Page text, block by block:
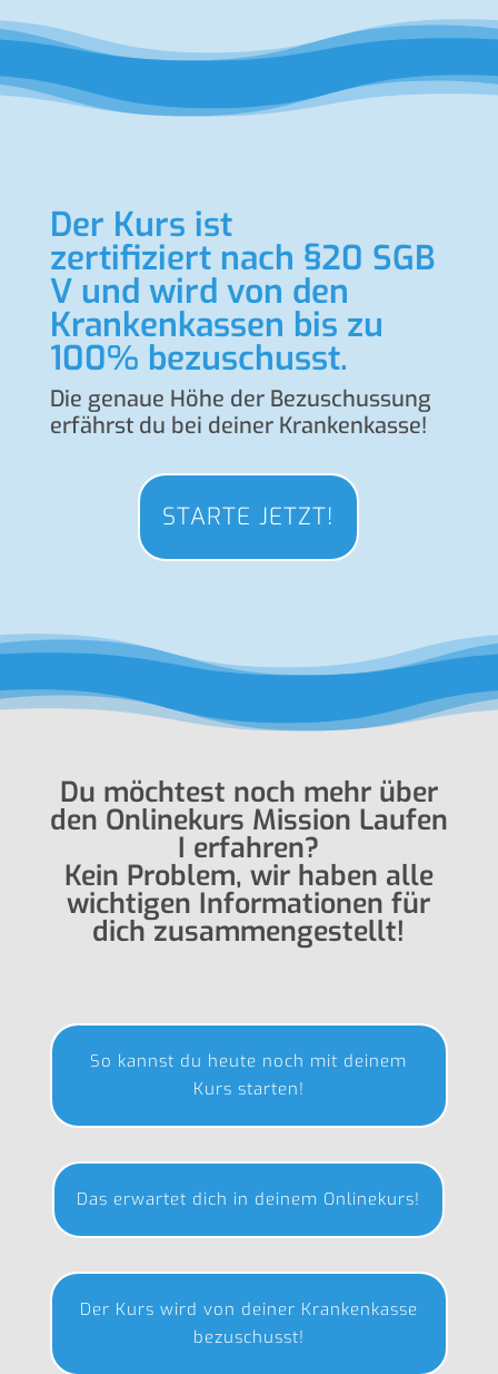
Der Kurs ist
zertifiziert nach §20 SGB
V und wird von den
Krankenkassen bis zu
100% bezuschusst.
Die genaue Höhe der Bezu­schus­sung
erfährst du bei deiner Krankenkasse!
STARTE JETZT!
Du möchtest noch mehr über
den Onlinekurs Mission Laufen
I erfahren?
Kein Problem, wir haben alle
wichtigen Informationen für
dich zusammengestellt!
So kannst du heute noch mit deinem
Kurs starten!
Das erwar­tet dich in deinem Onlinekurs!
Der Kurs wird von deiner Kran­ken­kasse
bezuschusst!